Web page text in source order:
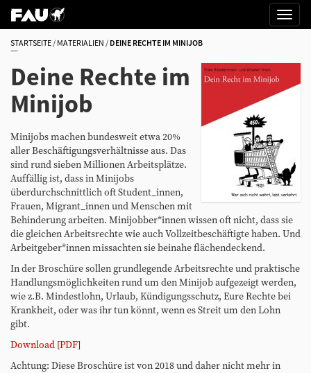
STARTSEITE MATERIALIEN DEINE RECHTE IM MINIJOB
Deine Rechte im
Minijob
Minijobs machen bundesweit etwa 20%
aller Beschäftigungsverhältnisse aus. Das
sind rund sieben Millionen Arbeitsplätze.
Auffällig ist, dass in Minijobs
überdurchschnittlich oft Student_innen,
Frauen, Migrant_innen und Menschen mit
Behinderung arbeiten. Minijobber*innen wissen oft nicht, dass sie
die gleichen Arbeitsrechte wie auch Vollzeitbeschäftigte haben. Und
Arbeitgeber*innen missachten sie beinahe flächendeckend.
In der Broschüre sollen grundlegende Arbeitsrechte und praktische
Handlungsmöglichkeiten rund um den Minijob aufgezeigt werden,
wie z.B. Mindestlohn, Urlaub, Kündigungsschutz, Eure Rechte bei
Krankheit, oder was ihr tun könnt, wenn es Streit um den Lohn
gibt.
Download [PDF]
Achtung: Diese Broschüre ist von 2018 und daher nicht mehr in